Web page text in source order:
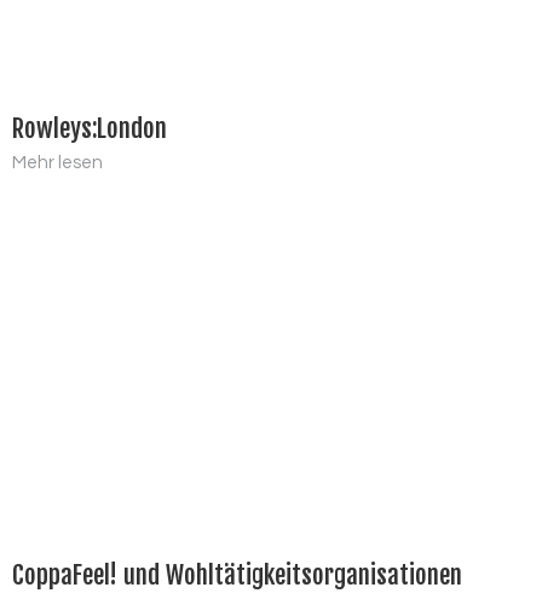
Rowleys:London
Mehr lesen
CoppaFeel! und Wohltätigkeitsorganisationen